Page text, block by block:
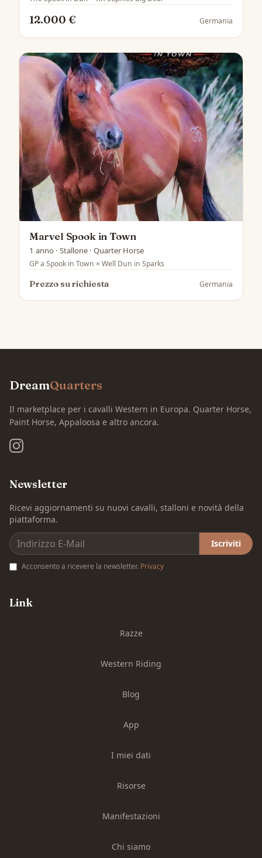
12.000 € Germania
Marvel Spook in Town
1 anno · Stallone · Quarter Horse
GP a Spook in Town × Well Dun in Sparks
Prezzo su richiesta Germania
DreamQuarters
Il marketplace per i cavalli Western in Europa. Quarter Horse,
Paint Horse, Appaloosa e altro ancora.
Newsletter
Ricevi aggiornamenti su nuovi cavalli, stalloni e novità della
piattaforma.
Iscriviti
Acconsento a ricevere la newsletter. Privacy
Link
Razze
Western Riding
Blog
App
I miei dati
Risorse
Manifestazioni
Chi siamo